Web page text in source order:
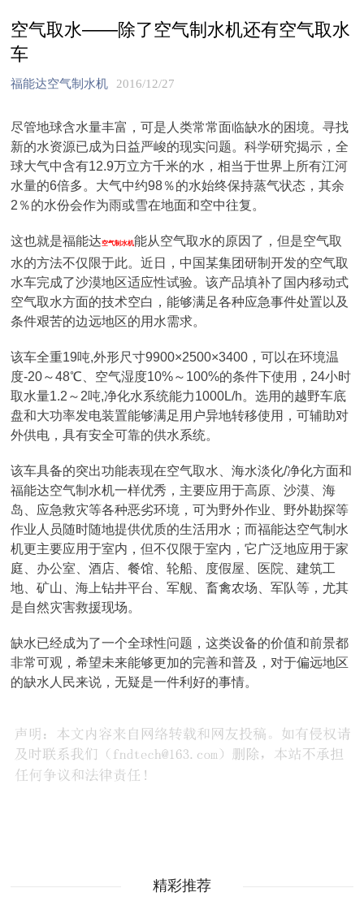
空气取水——除了空气制水机还有空气取水
车
福能达空气制水机 2016/12/27
尽管地球含水量丰富，可是人类常常面临缺水的困境。寻找
新的水资源已成为日益严峻的现实问题。科学研究揭示，全
球大气中含有12.9万立方千米的水，相当于世界上所有江河
水量的6倍多。大气中约98％的水始终保持蒸气状态，其余
2％的水份会作为雨或雪在地面和空中往复。
这也就是福能达空气制水机能从空气取水的原因了，但是空气取
水的方法不仅限于此。近日，中国某集团研制开发的空气取
水车完成了沙漠地区适应性试验。该产品填补了国内移动式
空气取水方面的技术空白，能够满足各种应急事件处置以及
条件艰苦的边远地区的用水需求。
该车全重19吨,外形尺寸9900×2500×3400，可以在环境温
度-20～48℃、空气湿度10%～100%的条件下使用，24小时
取水量1.2～2吨,净化水系统能力1000L/h。选用的越野车底
盘和大功率发电装置能够满足用户异地转移使用，可辅助对
外供电，具有安全可靠的供水系统。
该车具备的突出功能表现在空气取水、海水淡化/净化方面和
福能达空气制水机一样优秀，主要应用于高原、沙漠、海
岛、应急救灾等各种恶劣环境，可为野外作业、野外勘探等
作业人员随时随地提供优质的生活用水；而福能达空气制水
机更主要应用于室内，但不仅限于室内，它广泛地应用于家
庭、办公室、酒店、餐馆、轮船、度假屋、医院、建筑工
地、矿山、海上钻井平台、军舰、畜禽农场、军队等，尤其
是自然灾害救援现场。
缺水已经成为了一个全球性问题，这类设备的价值和前景都
非常可观，希望未来能够更加的完善和普及，对于偏远地区
的缺水人民来说，无疑是一件利好的事情。
精彩推荐